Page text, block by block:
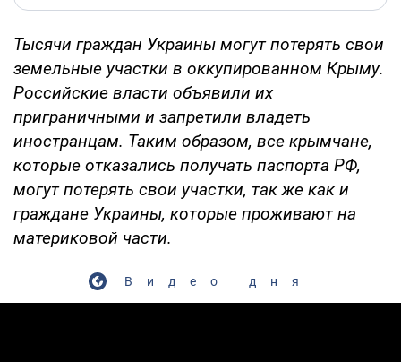
Тысячи граждан Украины могут потерять свои
земельные участки в оккупированном Крыму.
Российские власти объявили их
приграничными и запретили владеть
иностранцам. Таким образом, все крымчане,
которые отказались получать паспорта РФ,
могут потерять свои участки, так же как и
граждане Украины, которые проживают на
материковой части.
Видео дня